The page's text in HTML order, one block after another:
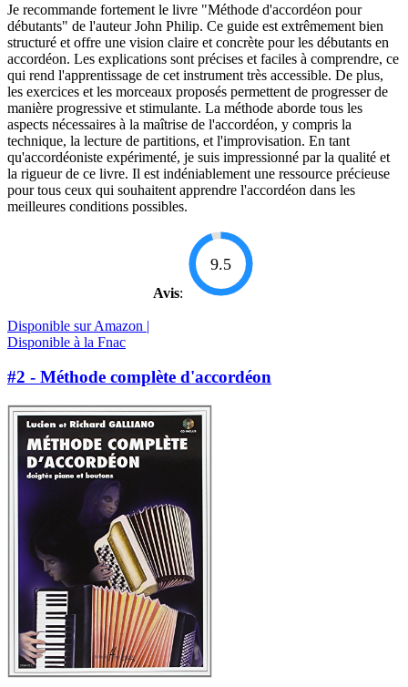
Je recommande fortement le livre "Méthode d'accordéon pour
débutants" de l'auteur John Philip. Ce guide est extrêmement bien
structuré et offre une vision claire et concrète pour les débutants en
accordéon. Les explications sont précises et faciles à comprendre, ce
qui rend l'apprentissage de cet instrument très accessible. De plus,
les exercices et les morceaux proposés permettent de progresser de
manière progressive et stimulante. La méthode aborde tous les
aspects nécessaires à la maîtrise de l'accordéon, y compris la
technique, la lecture de partitions, et l'improvisation. En tant
qu'accordéoniste expérimenté, je suis impressionné par la qualité et
la rigueur de ce livre. Il est indéniablement une ressource précieuse
pour tous ceux qui souhaitent apprendre l'accordéon dans les
meilleures conditions possibles.
Avis:
9.5
Disponible sur Amazon |
Disponible à la Fnac
#2 - Méthode complète d'accordéon